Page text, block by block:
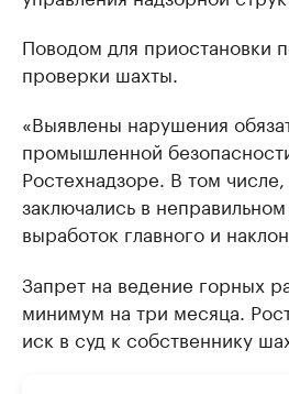
Поводом для приостановки
проверки шахты.
«Выявлены нарушения
промышленной
Ростехнадзоре. В том
заключались в
выработок главного и
Запрет на ведение горных
минимум на три месяца.
иск в суд к собственнику